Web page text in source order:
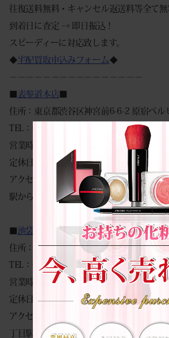
往復送料無料・キャンセル返送料等全て無
到着日に査定 → 即日振込！
スピーディーに対応致します。
◆宅配買取申込みフォーム ◆
－－－－－－－－－－－－－－－－
表参道本店
住所：東京都渋谷区神宮前6-6-2 原宿ベル
TEL：03-6427-9300
営業時間：（平日）10:00～18:00 （祝
定休日：土曜日・日曜日
アクセス：明治神宮前駅から徒歩2分、原
駅から徒歩5分
池袋店
住所：東京都豊島区南池袋2-48-3 VORT
TEL：03-6665-6750
営業時間：（平日・祝日）10:00～17:00
定休日：土曜日・日曜日
アクセス：池袋駅から徒歩６分、東池袋
丁目駅から徒歩５分